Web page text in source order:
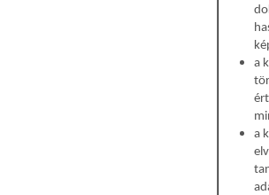
a
a